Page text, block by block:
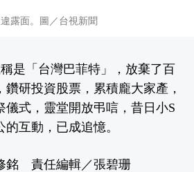
露面。圖／台視新聞
是「台灣巴菲特」，放棄了百
研投資股票，累積龐大家產，
儀式，靈堂開放弔唁，昔日小S
互動，已成追憶。
銘 責任編輯／張碧珊